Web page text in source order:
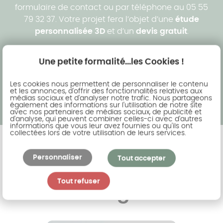
formulaire de contact ou par téléphone au 05 55
79 32 37. Votre projet fera l’objet d’une étude
personnalisée 3Det d’un devis gratuit.
Demander un devis gratuit Contacter l'agence
Nos carports à
Limoges
Une petite formalité...les Cookies !
Les cookies nous permettent de personnaliser le contenu
et les annonces, d'offrir des fonctionnalités relatives aux
médias sociaux et d'analyser notre trafic. Nous partageons
également des informations sur l'utilisation de notre site
avec nos partenaires de médias sociaux, de publicité et
d'analyse, qui peuvent combiner celles-ci avec d'autres
informations que vous leur avez fournies ou qu'ils ont
collectées lors de votre utilisation de leurs services.
Tout accepter
Tout refuser
Personnaliser